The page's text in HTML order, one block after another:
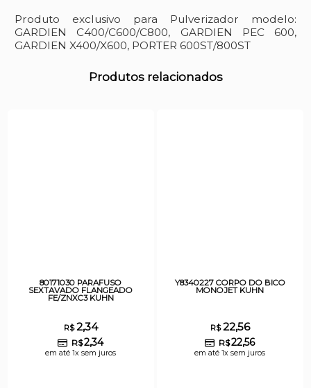
Produto exclusivo para Pulverizador modelo:
GARDIEN C400/C600/C800, GARDIEN PEC 600,
GARDIEN X400/X600, PORTER 600ST/800ST
Produtos relacionados
80171030 PARAFUSO
SEXTAVADO FLANGEADO
FE/ZNXC3 KUHN
R$2,34
R$2,34
em até 1x sem juros
Y8340227 CORPO DO BICO
MONOJET KUHN
R$22,56
R$22,56
em até 1x sem juros